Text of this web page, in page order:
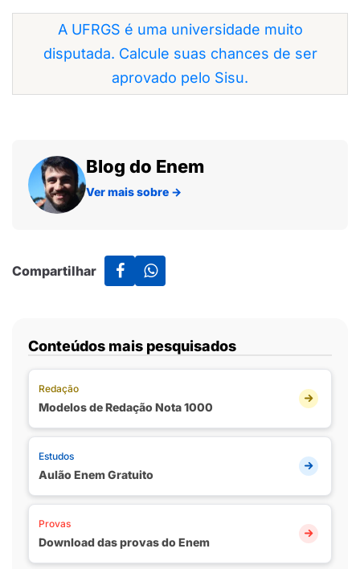
A UFRGS é uma universidade muito
disputada. Calcule suas chances de ser
aprovado pelo Sisu.
Blog do Enem
Ver mais sobre →
Compartilhar
Conteúdos mais pesquisados
Redação
Modelos de Redação Nota 1000
Estudos
Aulão Enem Gratuito
Provas
Download das provas do Enem